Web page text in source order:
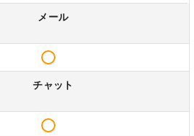
メール
チャット